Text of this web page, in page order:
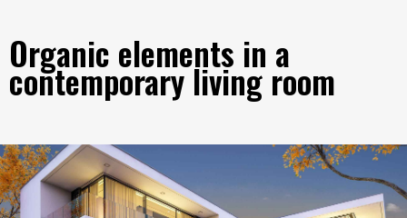
Organic elements in a
contemporary living room